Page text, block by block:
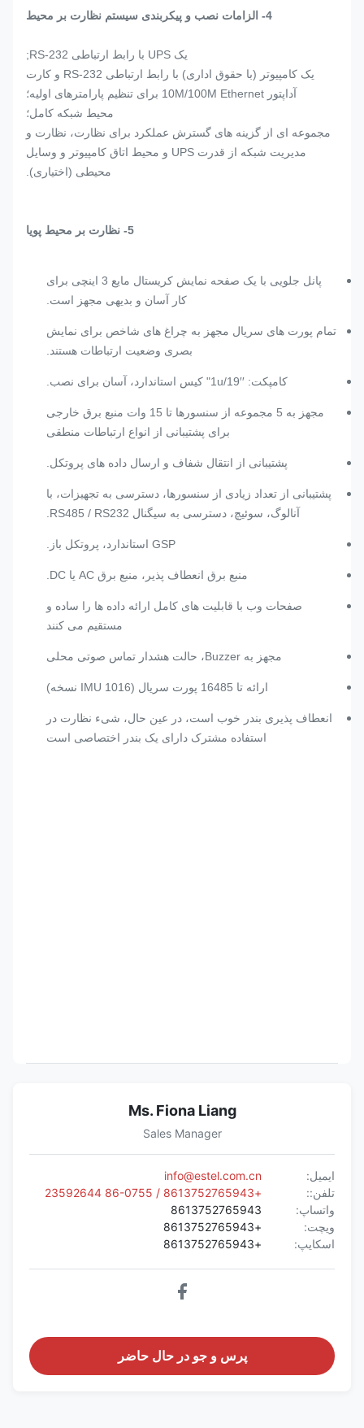
4- الزامات نصب و پیکربندی سیستم نظارت بر محیط
یک UPS با رابط ارتباطی RS-232;
یک کامپیوتر (با حقوق اداری) با رابط ارتباطی RS-232 و کارت
آداپتور 10M/100M Ethernet برای تنظیم پارامترهای اولیه؛
محیط شبکه کامل؛
مجموعه ای از گزینه های گسترش عملکرد برای نظارت، نظارت و
مدیریت شبکه از قدرت UPS و محیط اتاق کامپیوتر و وسایل
محیطی (اختیاری).
5- نظارت بر محیط پویا
پانل جلویی با یک صفحه نمایش کریستال مایع 3 اینچی برای
کار آسان و بدیهی مجهز است.
تمام پورت های سریال مجهز به چراغ های شاخص برای نمایش
بصری وضعیت ارتباطات هستند.
کامپکت: ′′1u/19" کیس استاندارد، آسان برای نصب.
مجهز به 5 مجموعه از سنسورها تا 15 وات منبع برق خارجی
برای پشتیبانی از انواع ارتباطات منطقی
پشتیبانی از انتقال شفاف و ارسال داده های پروتکل.
پشتیبانی از تعداد زیادی از سنسورها، دسترسی به تجهیزات، با
آنالوگ، سوئیچ، دسترسی به سیگنال RS485 / RS232.
GSP استاندارد، پروتکل باز.
منبع برق انعطاف پذیر، منبع برق AC یا DC.
صفحات وب با قابلیت های کامل ارائه داده ها را ساده و
مستقیم می کنند
مجهز به Buzzer، حالت هشدار تماس صوتی محلی
ارائه تا 16485 پورت سریال (IMU 1016 نسخه)
انعطاف پذیری بندر خوب است، در عین حال، شیء نظارت در
استفاده مشترک دارای یک بندر اختصاصی است
Ms. Fiona Liang
Sales Manager
ایمیل:
info@estel.com.cn
تلفن::
+8613752765943 / 86-0755 23592644
واتساپ:
8613752765943
ویچت:
+8613752765943
اسکایپ:
+8613752765943
پرس و جو در حال حاضر